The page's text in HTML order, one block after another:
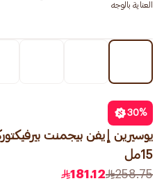
العناية بالوجه
30%
يوسيرين إيفن بيجمنت
15مل
258.75
181.12